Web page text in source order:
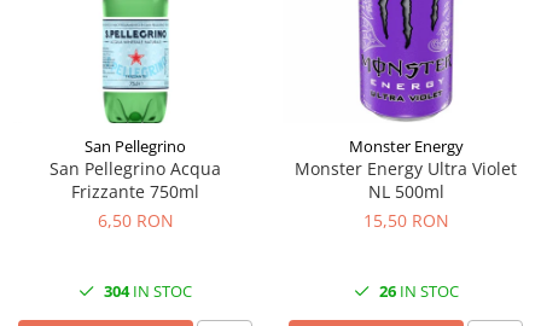
San Pellegrino
San Pellegrino Acqua
Frizzante 750ml
6,50 RON
304IN STOC
Monster Energy
Monster Energy Ultra Violet
NL 500ml
15,50 RON
26IN STOC